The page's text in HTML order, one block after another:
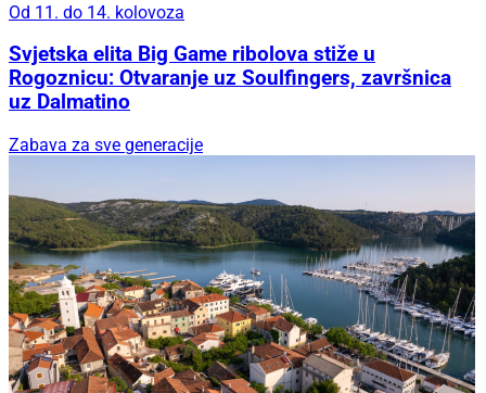
Od 11. do 14. kolovoza
Svjetska elita Big Game ribolova stiže u
Rogoznicu: Otvaranje uz Soulfingers, završnica
uz Dalmatino
Zabava za sve generacije